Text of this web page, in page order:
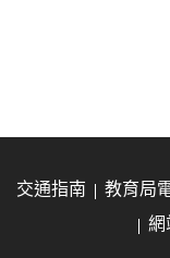
交通指南 教育局
網